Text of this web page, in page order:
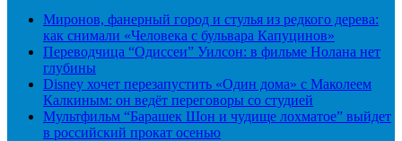
Миронов, фанерный город и стулья из редкого дерева:
как снимали «Человека с бульвара Капуцинов»
Переводчица “Одиссеи” Уилсон: в фильме Нолана нет
глубины
Disney хочет перезапустить «Один дома» с Маколеем
Калкиным: он ведёт переговоры со студией
Мультфильм “Барашек Шон и чудище лохматое” выйдет
в российский прокат осенью